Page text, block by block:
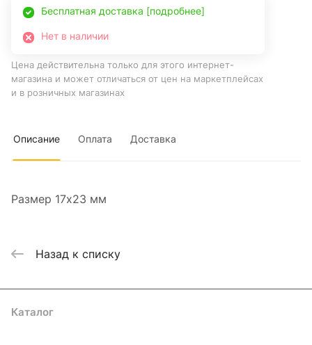
Бесплатная доставка [подробнее]
Нет в наличии
Цена действительна только для этого интернет-
магазина и может отличаться от цен на маркетплейсах
и в розничных магазинах
Описание Оплата Доставка
Размер 17х23 мм
Назад к списку
Каталог